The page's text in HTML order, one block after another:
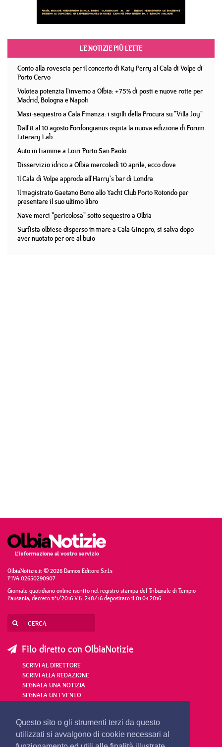
Questo sito o gli strumenti terzi da questo
utilizzati si avvalgono di cookie necessari al
LE NOTIZIE PIÙ LETTE
Conto alla rovescia per il concerto di Katy Perry al Cala di Volpe di
Porto Cervo
Volotea potenzia l'inverno a Olbia: +75% di posti e nuove rotte per
Madrid, Bologna e Napoli
Maxi-sequestro a Cala Finanza: i sigilli della Procura su "Villa Joy"
Dall'8 al 10 agosto Fordongianus ospita la nuova edizione di Forum
Literary Lab
Auto in fiamme a Loiri Porto San Paolo
Disservizio idrico a Olbia mercoledì 10 aprile, ecco dove
Il Cala di Volpe approda all'Harry's bar di Londra
Il magistrato Gaetano Bono allo Yacht Club Porto Rotondo per
presentare il suo ultimo libro
Nave merci "pericolosa" sotto sequestro a Olbia
Surfista olbiese disperso in mare a Cala Ginepro, si salva dopo
aver nuotato per ore al buio
OlbiaNotizie.it © 2026 Damos Editore S.r.l.s
P.IVA 02650290907
Giornale quotidiano online iscritto nel registro stampa del Tribunale di Tempio
Pausania, decreto n°1/2016 V.G. 248/16 depositato il 01.04.2016
Filo diretto con OlbiaNotizie
SCRIVI AL DIRETTORE
SCRIVI ALLA REDAZIONE
SEGNALA UNA NOTIZIA
SEGNALA UN EVENTO
redazione@olbianotizie.it